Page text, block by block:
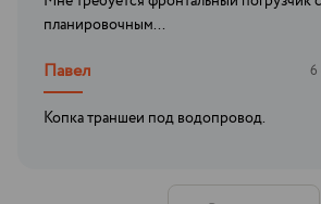
планировочным...
Павел 6
Копка траншеи под водопровод.